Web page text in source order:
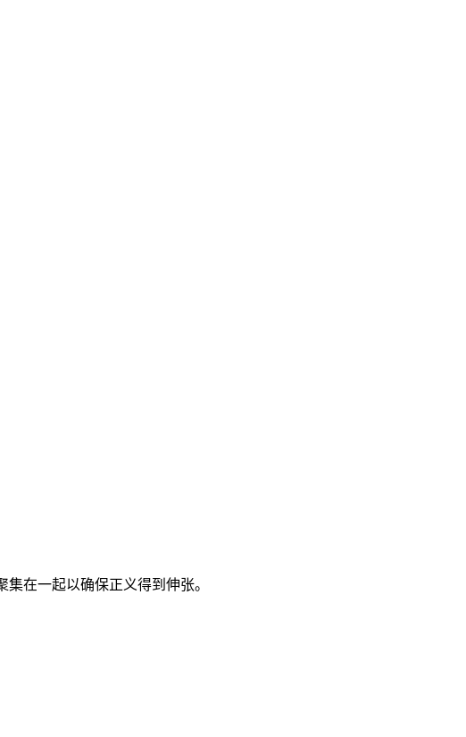
在一起以确保正义得到伸张。